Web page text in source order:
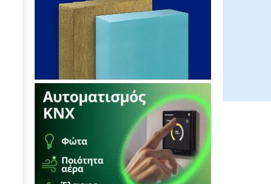
GSI: Η είσοδος της Meridiam
αλλάζει τα δεδομένα για τη
διασύνδεση Ελλάδας – Κύπρου
22/12/2011